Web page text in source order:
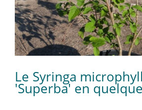
Le Syringa
'Superba' en